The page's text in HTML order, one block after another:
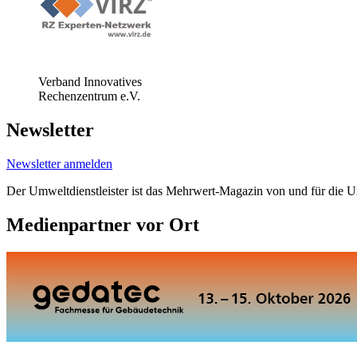
Verband Innovatives
Rechenzentrum e.V.
Newsletter
Newsletter anmelden
Der Umweltdienstleister ist das Mehrwert-Magazin von und für die
Medienpartner vor Ort